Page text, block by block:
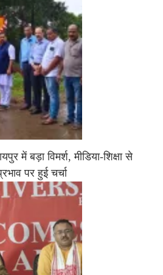
में बड़ा विमर्श, मीडिया-शिक्षा से
पर हुई चर्चा